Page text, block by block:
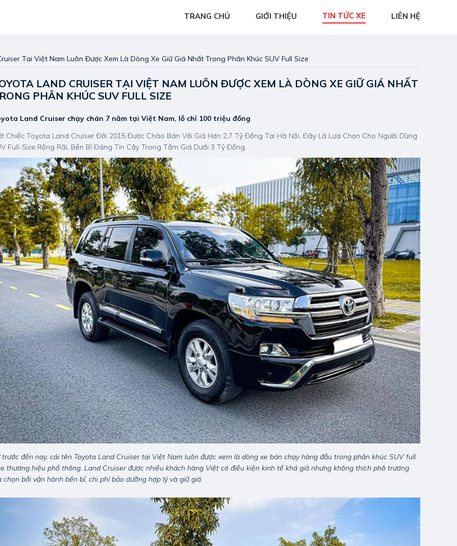
TRANG CHỦ GIỚI THIỆU TIN TỨC XE LIÊN HỆ
Tại Việt Nam Luôn Được Xem Là Dòng Xe Giữ Giá Nhất Trong Phân Khúc SUV Full Size
LAND CRUISER TẠI VIỆT NAM LUÔN ĐƯỢC XEM LÀ DÒNG XE GIỮ GIÁ NHẤT
PHÂN KHÚC SUV FULL SIZE
Land Cruiser chạy chán 7 năm tại Việt Nam, lỗ chỉ 100 triệu đồng
Chiếc Toyota Land Cruiser Đời 2015 Được Chào Bán Với Giá Hơn 2,7 Tỷ Đồng Tại Hà Nội. Đây Là Lựa Chọn Cho Người Dùng
Full-Size Rộng Rãi, Bền Bỉ Đáng Tin Cậy Trong Tầm Giá Dưới 3 Tỷ Đồng.
trước đến nay, cái tên Toyota Land Cruiser tại Việt Nam luôn được xem là dòng xe bán chạy hàng đầu trong phân khúc SUV full
thương hiệu phổ thông. Land Cruiser được nhiều khách hàng Việt có điều kiện kinh tế khá giả nhưng không thích phô trương
chọn bởi vận hành bền bỉ, chi phí bảo dưỡng hợp lý và giữ giá.